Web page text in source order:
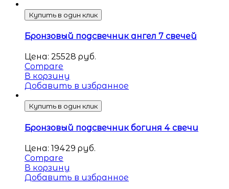
Купить в один клик
Бронзовый подсвечник ангел 7 свечей
Цена: 25528 руб.
Compare
В корзину
Добавить в избранное
Купить в один клик
Бронзовый подсвечник богиня 4 свечи
Цена: 19429 руб.
Compare
В корзину
Добавить в избранное